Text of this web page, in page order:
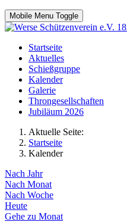
Mobile Menu Toggle
Startseite
Aktuelles
Schießgruppe
Kalender
Galerie
Throngesellschaften
Jubiläum 2026
Aktuelle Seite:
Startseite
Kalender
Nach Jahr
Nach Monat
Nach Woche
Heute
Gehe zu Monat